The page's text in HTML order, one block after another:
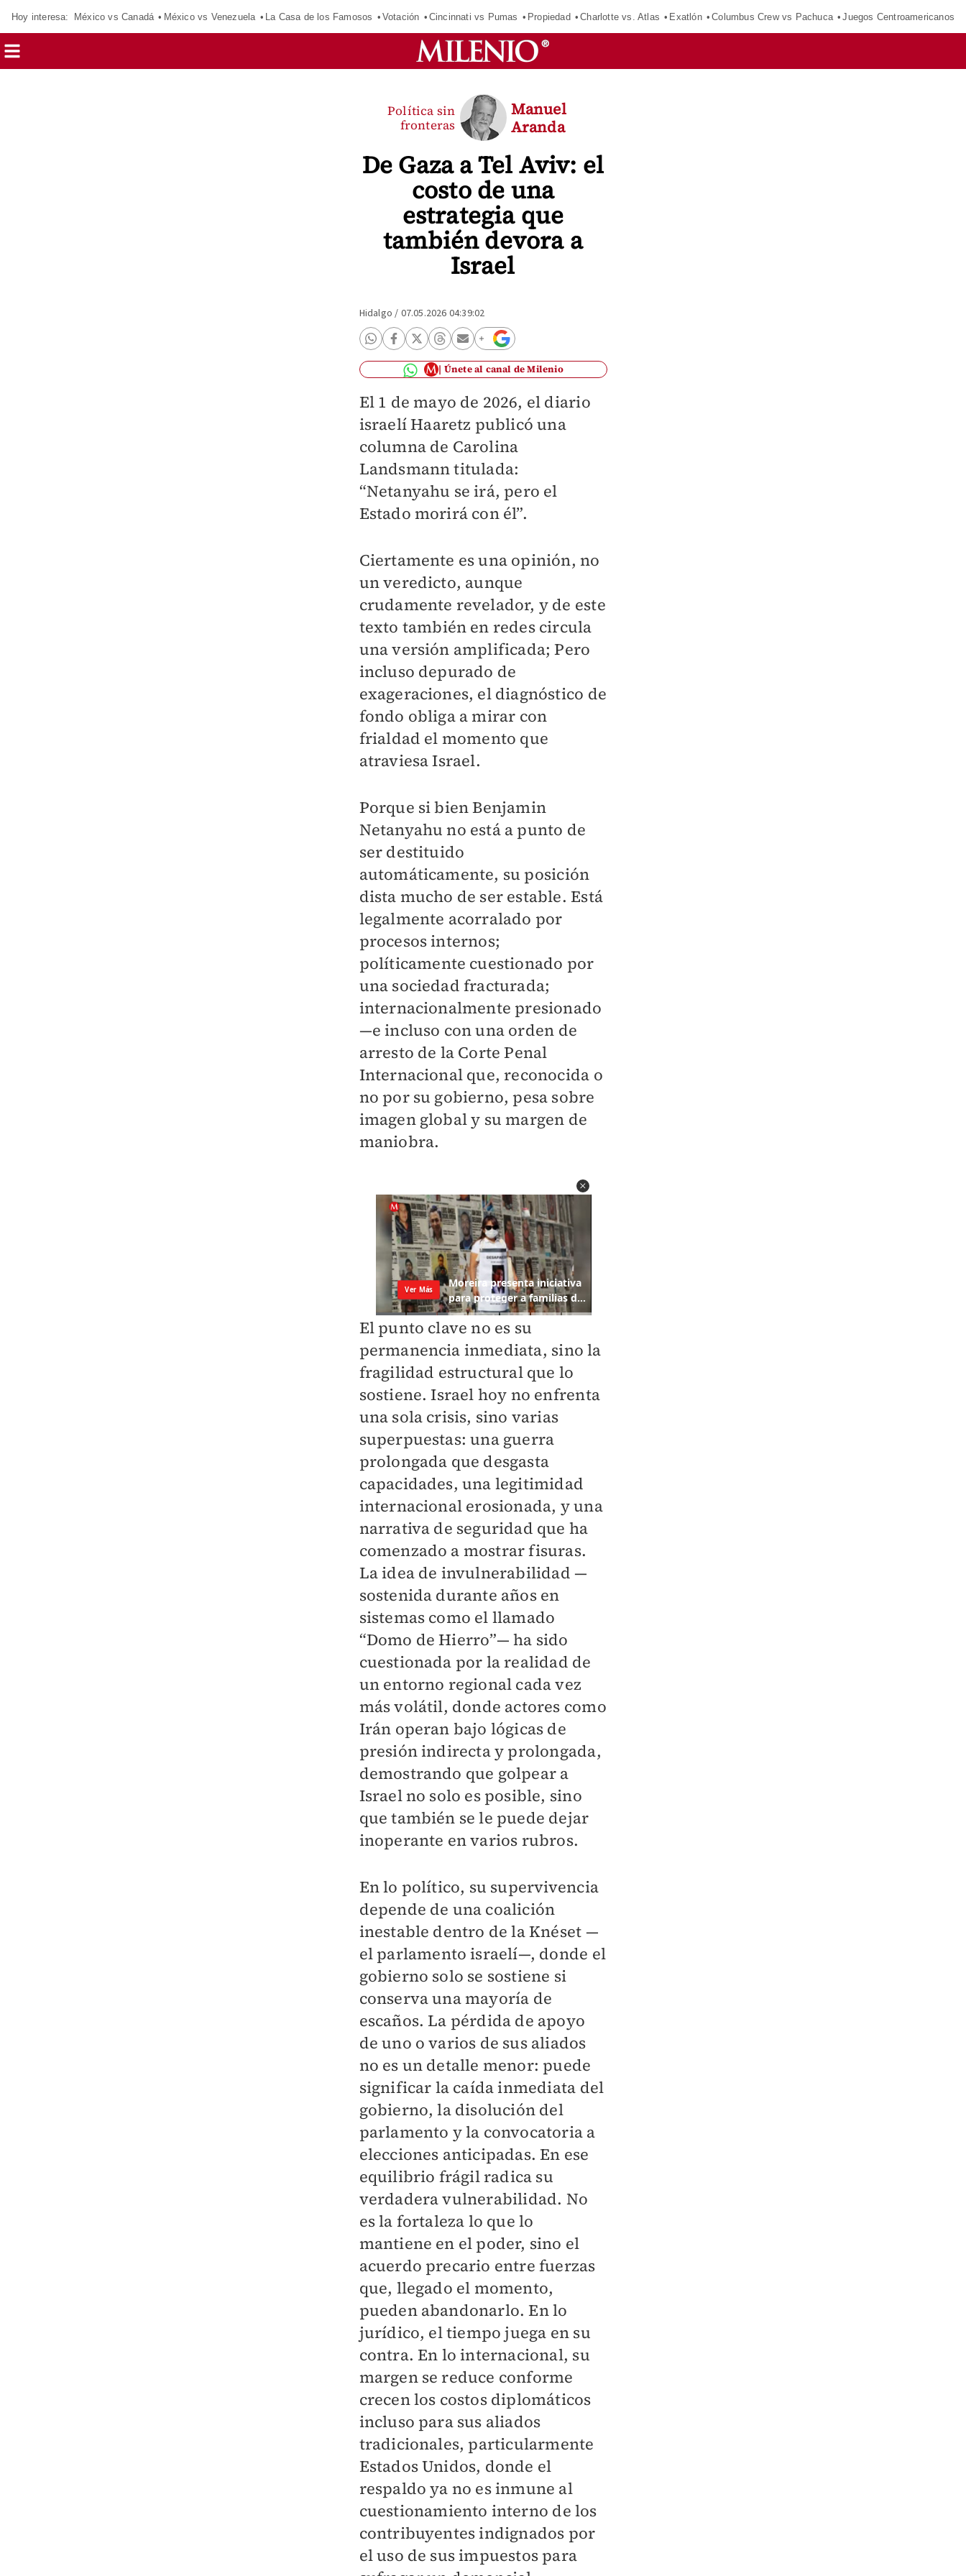
Hoy interesa: México vs Canadá México vs Venezuela La Casa de los Famosos Votación Cincinnati vs Pumas Propiedad Charlotte vs. Atlas Exatlón Columbus Crew vs Pachuca Juegos Centroamericanos
De Gaza a Tel Aviv: el
costo de una
estrategia que
también devora a
Israel
Política sin
fronteras
Manuel
Aranda
Hidalgo / 07.05.2026 04:39:02
Únete al canal de Milenio
El 1 de mayo de 2026, el diario
israelí Haaretz publicó una
columna de Carolina
Landsmann titulada:
“Netanyahu se irá, pero el
Estado morirá con él”.
Ciertamente es una opinión, no
un veredicto, aunque
crudamente revelador, y de este
texto también en redes circula
una versión amplificada; Pero
incluso depurado de
exageraciones, el diagnóstico de
fondo obliga a mirar con
frialdad el momento que
atraviesa Israel.
Porque si bien Benjamin
Netanyahu no está a punto de
ser destituido
automáticamente, su posición
dista mucho de ser estable. Está
legalmente acorralado por
procesos internos;
políticamente cuestionado por
una sociedad fracturada;
internacionalmente presionado
—e incluso con una orden de
arresto de la Corte Penal
Internacional que, reconocida o
no por su gobierno, pesa sobre
imagen global y su margen de
maniobra.
El punto clave no es su
permanencia inmediata, sino la
fragilidad estructural que lo
sostiene. Israel hoy no enfrenta
una sola crisis, sino varias
superpuestas: una guerra
prolongada que desgasta
capacidades, una legitimidad
internacional erosionada, y una
narrativa de seguridad que ha
comenzado a mostrar fisuras.
La idea de invulnerabilidad —
sostenida durante años en
sistemas como el llamado
“Domo de Hierro”— ha sido
cuestionada por la realidad de
un entorno regional cada vez
más volátil, donde actores como
Irán operan bajo lógicas de
presión indirecta y prolongada,
demostrando que golpear a
Israel no solo es posible, sino
que también se le puede dejar
inoperante en varios rubros.
En lo político, su supervivencia
depende de una coalición
inestable dentro de la Knéset —
el parlamento israelí—, donde el
gobierno solo se sostiene si
conserva una mayoría de
escaños. La pérdida de apoyo
de uno o varios de sus aliados
no es un detalle menor: puede
significar la caída inmediata del
gobierno, la disolución del
parlamento y la convocatoria a
elecciones anticipadas. En ese
equilibrio frágil radica su
verdadera vulnerabilidad. No
es la fortaleza lo que lo
mantiene en el poder, sino el
acuerdo precario entre fuerzas
que, llegado el momento,
pueden abandonarlo. En lo
jurídico, el tiempo juega en su
contra. En lo internacional, su
margen se reduce conforme
crecen los costos diplomáticos
incluso para sus aliados
tradicionales, particularmente
Estados Unidos, donde el
respaldo ya no es inmune al
cuestionamiento interno de los
contribuyentes indignados por
el uso de sus impuestos para